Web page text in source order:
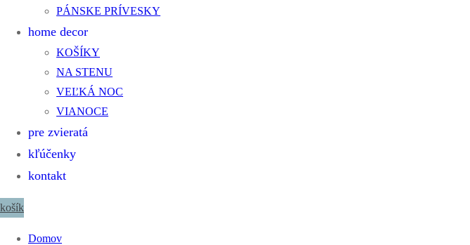
PÁNSKE PRÍVESKY
home decor
KOŠÍKY
NA STENU
VEĽKÁ NOC
VIANOCE
pre zvieratá
kľúčenky
kontakt
košík
Domov